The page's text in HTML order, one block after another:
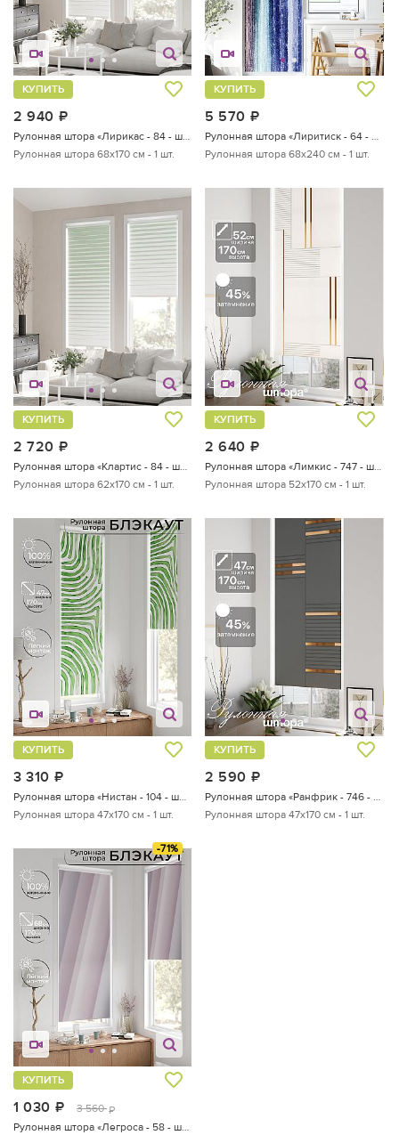
2 940
КУПИТЬ
Рулонная штора «Лирикас - 84 - ширина 68 см»
Рулонная штора 68х170 см - 1 шт.
5 570
КУПИТЬ
Рулонная штора «Лиритиск - 64 - ширина 68 см»
Рулонная штора 68х240 см - 1 шт.
2 720
КУПИТЬ
Рулонная штора «Клартис - 84 - ширина 62 см»
Рулонная штора 62х170 см - 1 шт.
2 640
КУПИТЬ
Рулонная штора «Лимкис - 747 - ширина 52 см»
Рулонная штора 52х170 см - 1 шт.
3 310
КУПИТЬ
Рулонная штора «Нистан - 104 - ширина 47 см»
Рулонная штора 47х170 см - 1 шт.
2 590
КУПИТЬ
Рулонная штора «Ранфрик - 746 - ширина 47 см»
Рулонная штора 47х170 см - 1 шт.
-71%
1 030 руб.
3 560 руб.
КУПИТЬ
Рулонная штора «Легроса - 58 - ширина 68 см»